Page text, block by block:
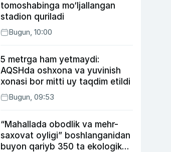
tomoshabinga mo‘ljallangan
stadion quriladi
Bugun, 10:00
5 metrga ham yetmaydi:
AQSHda oshxona va yuvinish
xonasi bor mitti uy taqdim etildi
Bugun, 09:53
“Mahallada obodlik va mehr-
saxovat oyligi” boshlanganidan
buyon qariyb 350 ta ekologik